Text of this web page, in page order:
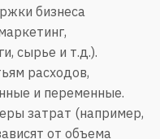
бизнеса
сырье и т.д.).
расходов,
и переменные.
затрат (например,
от объема